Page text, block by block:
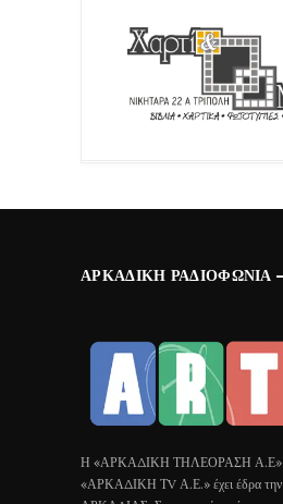
ΑΡΚΑΔΙΚΉ ΡΑΔΙΟΦΩΝΊΑ
Η «ΑΡΚΑΔΙΚΗ ΤΗΛΕΟΡΑΣΗ Α.Ε» με
«ΑΡΚΑΔΙΚΗ ΤV Α.Ε.» έχει έδρα